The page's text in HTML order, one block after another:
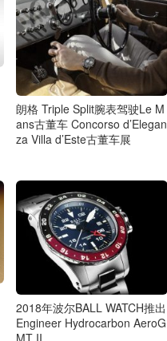
朗格 Triple Split腕表驾驶Le M
ans古董车 Concorso d’Elegan
za Villa d’Este古董车展
2018年波尔BALL WATCH推出
Engineer Hydrocarbon AeroG
MT II